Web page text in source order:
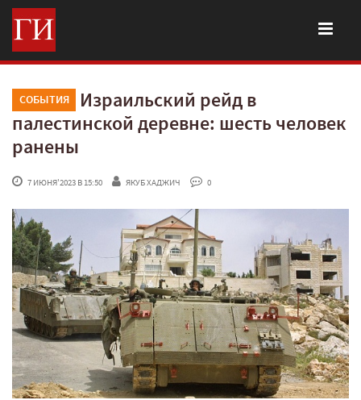
СОБЫТИЯ
Израильский рейд в
палестинской деревне: шесть человек
ранены
7 ИЮНЯ'2023 В 15:50 ЯКУБ ХАДЖИЧ 0